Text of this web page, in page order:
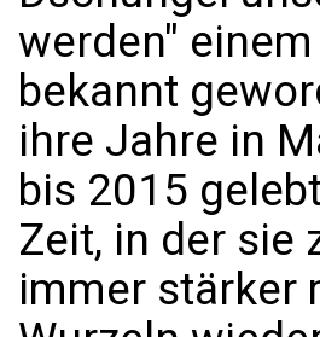
werden"
bekannt
ihre Jahre in
bis 2015
Zeit, in der sie
immer stärker